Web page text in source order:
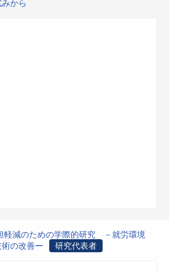
から
軽減のための学際的研究 －就労環境
の改善ー
研究代表者